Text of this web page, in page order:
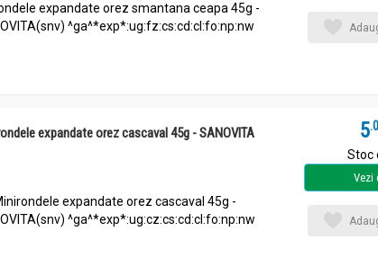
expandate orez smantana ceapa 45g -
^ga^*exp*:ug:fz:cs:cd:cl:fo:np:nw
expandate orez cascaval 45g - SANOVITA
expandate orez cascaval 45g -
^ga^*exp*:ug:cz:cs:cd:cl:fo:np:nw
5.0
Stoc
Vezi